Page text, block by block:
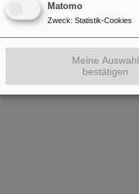
Matomo
Zweck: Statistik-Cookies
Meine Auswahl
bestätigen